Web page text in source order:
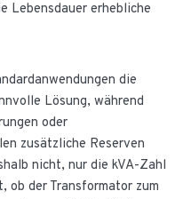
Lebensdauer erhebliche
die
Lösung, während
oder
zusätzliche Reserven
nicht, nur die kVA-Zahl
ob der Transformator zum